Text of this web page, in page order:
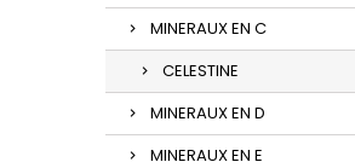
MINERAUX EN C
CELESTINE
MINERAUX EN D
MINERAUX EN E